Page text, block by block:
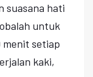
suasana hati
untuk
menit setiap
kaki,